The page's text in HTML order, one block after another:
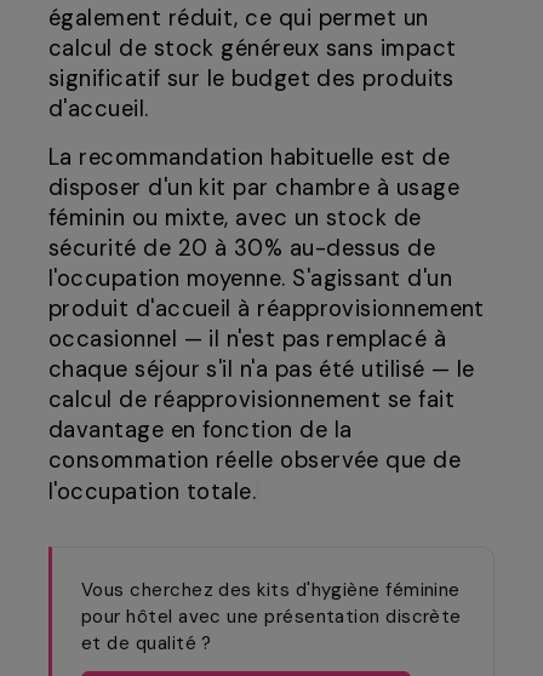
également réduit, ce qui permet un
calcul de stock généreux sans impact
significatif sur le budget des produits
d'accueil.
La recommandation habituelle est de
disposer d'un kit par chambre à usage
féminin ou mixte, avec un stock de
sécurité de 20 à 30% au-dessus de
l'occupation moyenne. S'agissant d'un
produit d'accueil à réapprovisionnement
occasionnel — il n'est pas remplacé à
chaque séjour s'il n'a pas été utilisé — le
calcul de réapprovisionnement se fait
davantage en fonction de la
consommation réelle observée que de
l'occupation totale.
Vous cherchez des kits d'hygiène féminine
pour hôtel avec une présentation discrète
et de qualité ?